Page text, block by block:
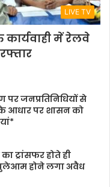
LIVE TV
में रेलवे
पर जनप्रतिनिधियों से
आधार पर शासन को
ट्रांसफर होते ही
होने लगा अवैध